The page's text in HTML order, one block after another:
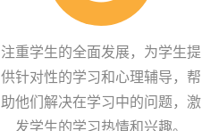
注重学生的全面发展，为学生提
供针对性的学习和心理辅导，帮
助他们解决在学习中的问题，激
发学生的学习热情和兴趣。